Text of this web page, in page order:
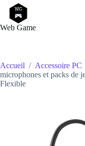
Passer
contenu
Web Game
Accueil / Accessoire PC
microphones et packs de
Flexible